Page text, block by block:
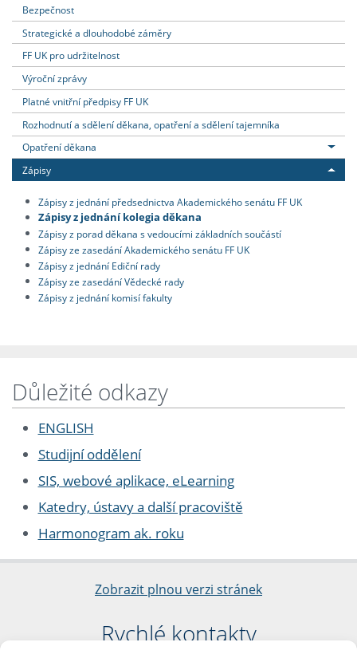
Bezpečnost
Strategické a dlouhodobé záměry
FF UK pro udržitelnost
Výroční zprávy
Platné vnitřní předpisy FF UK
Rozhodnutí a sdělení děkana, opatření a sdělení tajemníka
Opatření děkana
Zápisy
Zápisy z jednání předsednictva Akademického senátu FF UK
Zápisy z jednání kolegia děkana
Zápisy z porad děkana s vedoucími základních součástí
Zápisy ze zasedání Akademického senátu FF UK
Zápisy z jednání Ediční rady
Zápisy ze zasedání Vědecké rady
Zápisy z jednání komisí fakulty
Důležité odkazy
ENGLISH
Studijní oddělení
SIS, webové aplikace, eLearning
Katedry, ústavy a další pracoviště
Harmonogram ak. roku
Zobrazit plnou verzi stránek
Rychlé kontakty